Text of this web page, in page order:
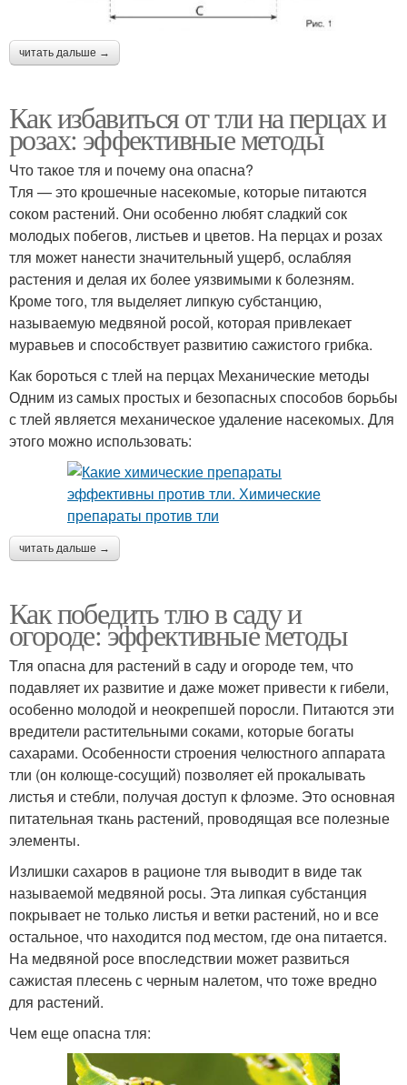
читать дальше →
Как избавиться от тли на перцах и
розах: эффективные методы
Что такое тля и почему она опасна?
Тля — это крошечные насекомые, которые питаются
соком растений. Они особенно любят сладкий сок
молодых побегов, листьев и цветов. На перцах и розах
тля может нанести значительный ущерб, ослабляя
растения и делая их более уязвимыми к болезням.
Кроме того, тля выделяет липкую субстанцию,
называемую медвяной росой, которая привлекает
муравьев и способствует развитию сажистого грибка.
Как бороться с тлей на перцах Механические методы
Одним из самых простых и безопасных способов борьбы
с тлей является механическое удаление насекомых. Для
этого можно использовать:
читать дальше →
Как победить тлю в саду и
огороде: эффективные методы
Тля опасна для растений в саду и огороде тем, что
подавляет их развитие и даже может привести к гибели,
особенно молодой и неокрепшей поросли. Питаются эти
вредители растительными соками, которые богаты
сахарами. Особенности строения челюстного аппарата
тли (он колюще-сосущий) позволяет ей прокалывать
листья и стебли, получая доступ к флоэме. Это основная
питательная ткань растений, проводящая все полезные
элементы.
Излишки сахаров в рационе тля выводит в виде так
называемой медвяной росы. Эта липкая субстанция
покрывает не только листья и ветки растений, но и все
остальное, что находится под местом, где она питается.
На медвяной росе впоследствии может развиться
сажистая плесень с черным налетом, что тоже вредно
для растений.
Чем еще опасна тля: